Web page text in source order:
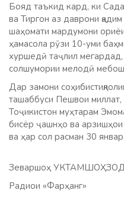
Бояд таъкид кард, ки
ва Тиргон аз даврони
шаҳомати мардумони
ҳамасола рӯзи 10-уми
хуршедӣ таҷлил
солшумории мелодӣ
Дар замони
ташаббуси Пешвои
Тоҷикистон муҳтарам
бисёр ҷашнҳо ва
ва ҳар сол расман 30
Зеваршоҳ
Радиои «Фарҳанг»